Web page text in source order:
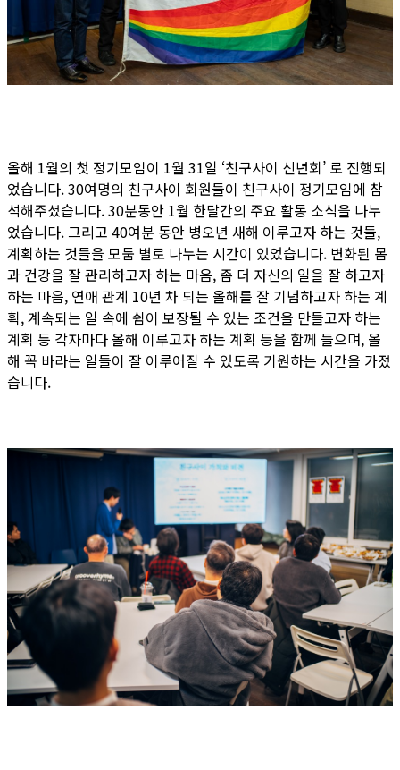
올해 1월의 첫 정기모임이 1월 31일 ‘친구사이 신년회’ 로 진행되
었습니다. 30여명의 친구사이 회원들이 친구사이 정기모임에 참
석해주셨습니다. 30분동안 1월 한달간의 주요 활동 소식을 나누
었습니다. 그리고 40여분 동안 병오년 새해 이루고자 하는 것들,
계획하는 것들을 모둠 별로 나누는 시간이 있었습니다. 변화된 몸
과 건강을 잘 관리하고자 하는 마음, 좀 더 자신의 일을 잘 하고자
하는 마음, 연애 관계 10년 차 되는 올해를 잘 기념하고자 하는 계
획, 계속되는 일 속에 쉼이 보장될 수 있는 조건을 만들고자 하는
계획 등 각자마다 올해 이루고자 하는 계획 등을 함께 들으며, 올
해 꼭 바라는 일들이 잘 이루어질 수 있도록 기원하는 시간을 가졌
습니다.